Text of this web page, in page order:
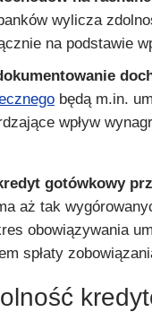
wylicza
na podstawie
będą m.in.
wpływ
gotówkowy
aż tak
obowiązywania
spłaty